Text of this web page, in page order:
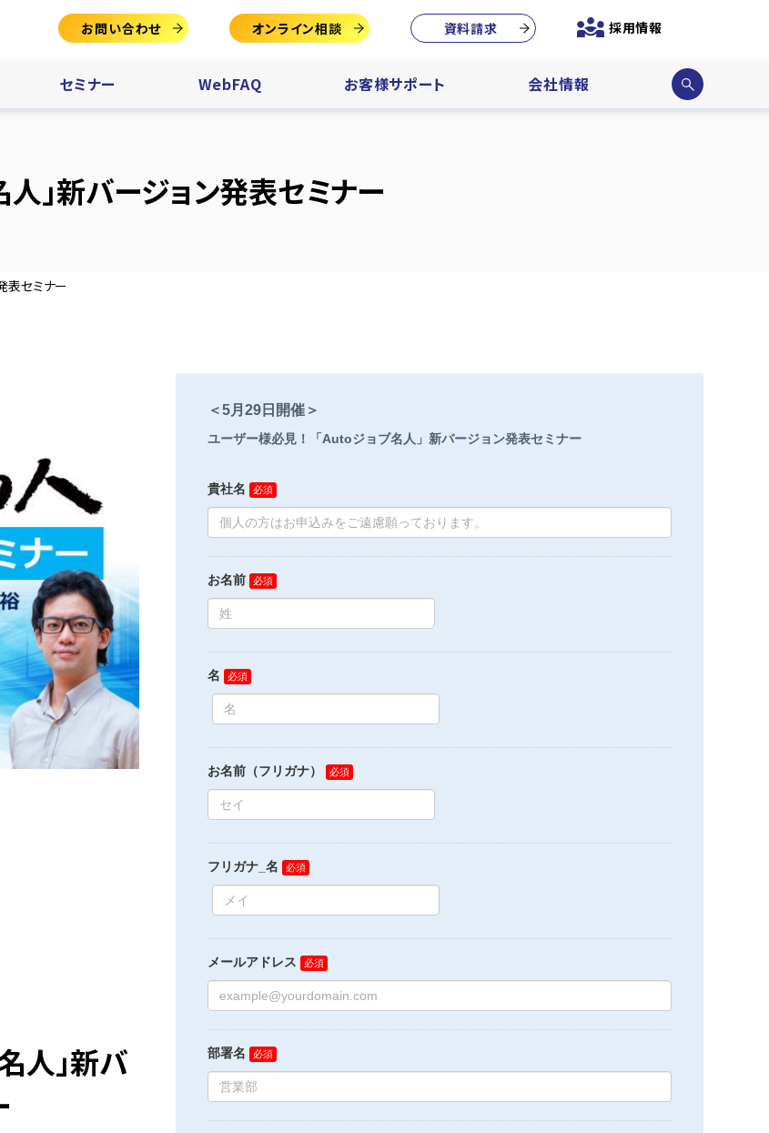
セミナー WebFAQ お客様サポート 会社情報
サイ
ト内
お問い合わせ オンライン相談 資料請求 採用情報
」新バージョン発表セミナー
表セミナー
人」新バ